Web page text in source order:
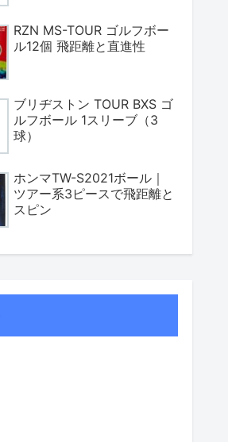
RZN MS-TOUR ゴルフボー
ル12個 飛距離と直進性
ブリヂストン TOUR BXS ゴ
ルフボール 1スリーブ（3
球）
ホンマTW-S2021ボール｜
ツアー系3ピースで飛距離と
スピン